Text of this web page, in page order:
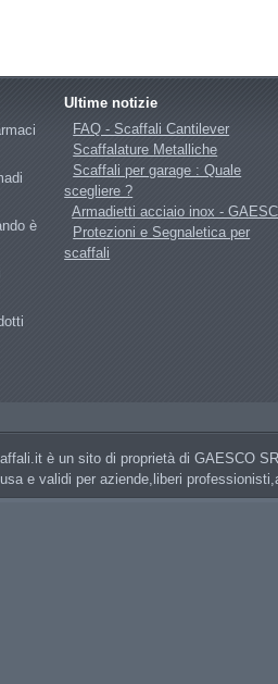
è
Ultime notizie
FAQ - Scaffali Cantilever
Scaffalature Metalliche
Scaffali per garage : Quale
scegliere ?
Armadietti acciaio inox -
Protezioni e Segnaletica per
scaffali
è un sito di proprietà di GAESCO
e validi per aziende,liberi